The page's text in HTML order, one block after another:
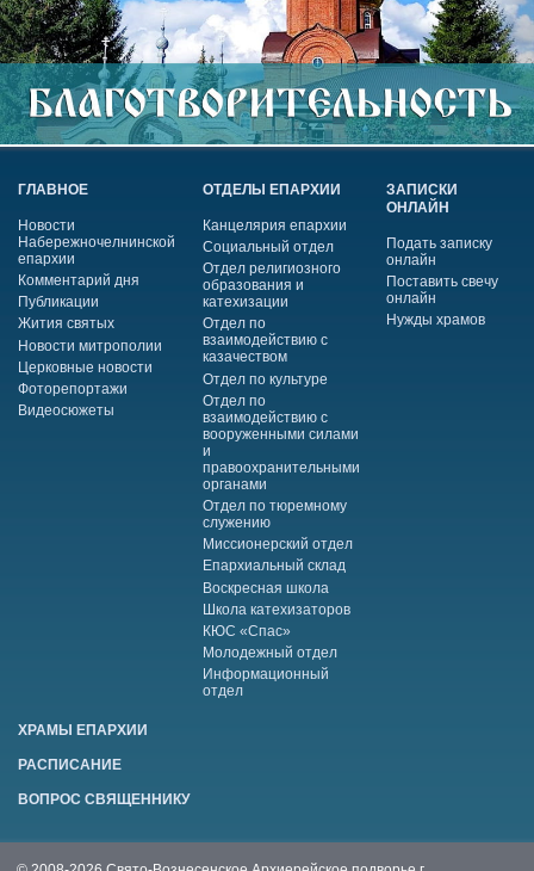
ГЛАВНОЕ
Новости
Набережночелнинской
епархии
Комментарий дня
Публикации
Жития святых
Новости митрополии
Церковные новости
Фоторепортажи
Видеосюжеты
ОТДЕЛЫ ЕПАРХИИ
Канцелярия епархии
Социальный отдел
Отдел религиозного
образования и
катехизации
Отдел по
взаимодействию с
казачеством
Отдел по культуре
Отдел по
взаимодействию с
вооруженными силами
и
правоохранительными
органами
Отдел по тюремному
служению
Миссионерский отдел
Епархиальный склад
Воскресная школа
Школа катехизаторов
КЮС «Спас»
Молодежный отдел
Информационный
отдел
ЗАПИСКИ
ОНЛАЙН
Подать записку
онлайн
Поставить свечу
онлайн
Нужды храмов
ХРАМЫ ЕПАРХИИ
РАСПИСАНИЕ
ВОПРОС СВЯЩЕННИКУ